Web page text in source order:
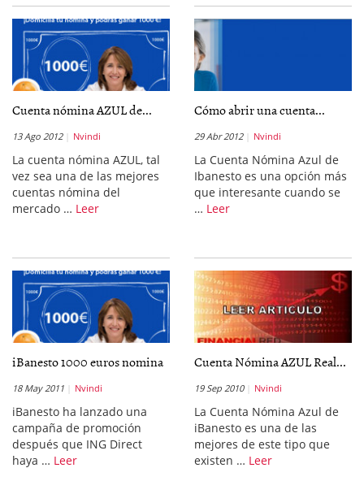
Cuenta nómina AZUL de...
13 Ago 2012 Nvindi
La cuenta nómina AZUL, tal
vez sea una de las mejores
cuentas nómina del
mercado … Leer
Cómo abrir una cuenta...
29 Abr 2012 Nvindi
La Cuenta Nómina Azul de
Ibanesto es una opción más
que interesante cuando se
… Leer
iBanesto 1000 euros nomina
18 May 2011 Nvindi
iBanesto ha lanzado una
campaña de promoción
después que ING Direct
haya … Leer
Cuenta Nómina AZUL Real...
19 Sep 2010 Nvindi
La Cuenta Nómina Azul de
iBanesto es una de las
mejores de este tipo que
existen … Leer